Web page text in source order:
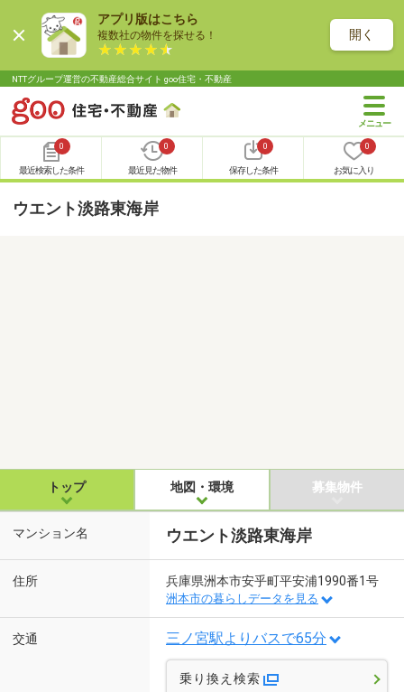
アプリ版はこちら
複数社の物件を探せる！ 開く
NTTグループ運営の不動産総合サイト goo住宅・不動産
0
最近検索した条件
0
最近見た物件
0
保存した条件
0
お気に入り
ウエント淡路東海岸
トップ 地図・環境 募集物件
マンション名 ウエント淡路東海岸
住所 兵庫県洲本市安乎町平安浦1990番1号
洲本市の暮らしデータを見る
交通 三ノ宮駅よりバスで65分
乗り換え検索